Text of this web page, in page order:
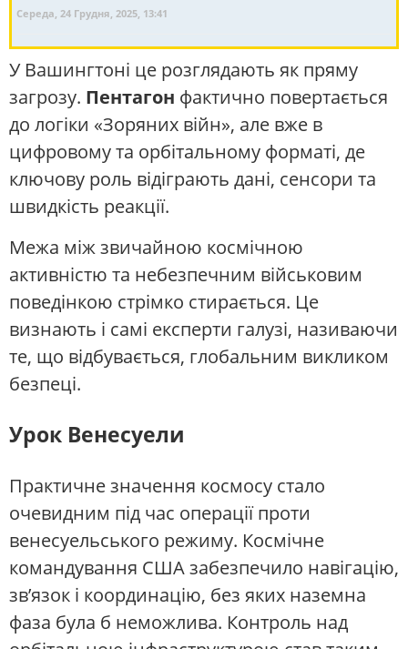
Середа, 24 Грудня, 2025, 13:41
У Вашингтоні це розглядають як пряму
загрозу. Пентагон фактично повертається
до логіки «Зоряних війн», але вже в
цифровому та орбітальному форматі, де
ключову роль відіграють дані, сенсори та
швидкість реакції.
Межа між звичайною космічною
активністю та небезпечним військовим
поведінкою стрімко стирається. Це
визнають і самі експерти галузі, називаючи
те, що відбувається, глобальним викликом
безпеці.
Урок Венесуели
Практичне значення космосу стало
очевидним під час операції проти
венесуельського режиму. Космічне
командування США забезпечило навігацію,
зв’язок і координацію, без яких наземна
фаза була б неможлива. Контроль над